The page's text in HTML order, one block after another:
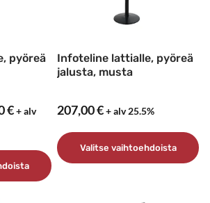
pyöreä
€Hintaluokka:
229,00 €
+ alv
Infoteline lattialle, pyöreä
jalusta, musta
207,00€+ alv 25.5%
Valitse vaihtoehdoista